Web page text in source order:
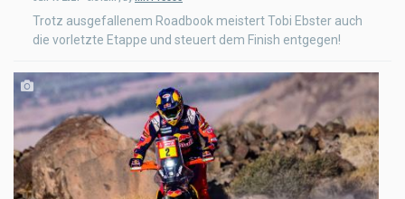
Trotz ausgefallenem Roadbook meistert Tobi Ebster auch
die vorletzte Etappe und steuert dem Finish entgegen!